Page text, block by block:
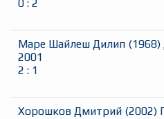
0 : 2
Маре Шайлеш Дилип (1968)
2001
2 : 1
Хорошков Дмитрий (2002)